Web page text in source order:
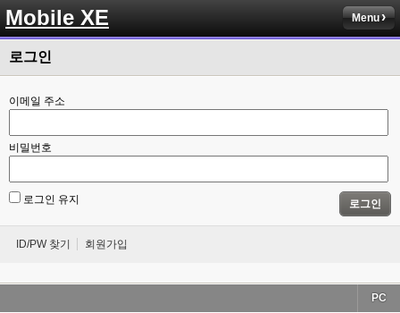
Mobile XE Menu
로그인
이메일 주소
비밀번호
로그인 유지 로그인
ID/PW 찾기 회원가입
PC